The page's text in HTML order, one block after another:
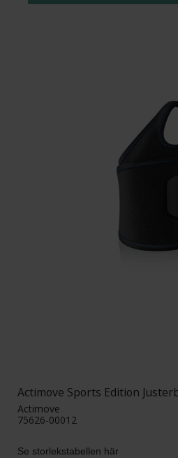
Actimove Sports Edition
Actimove
75626-00012
Se storlekstabellen här